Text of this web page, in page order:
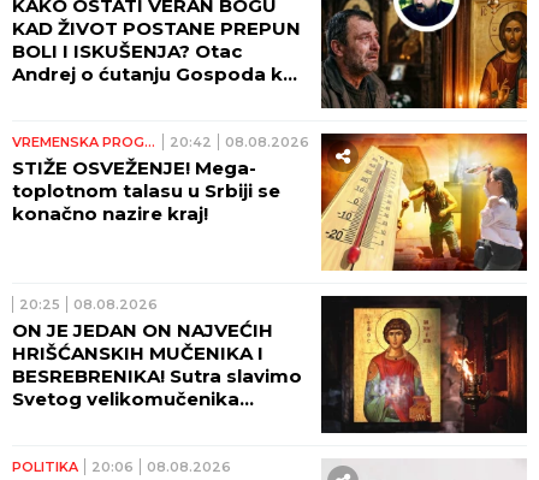
KAKO OSTATI VERAN BOGU
KAD ŽIVOT POSTANE PREPUN
BOLI I ISKUŠENJA? Otac
Andrej o ćutanju Gospoda kad
VREMENSKA PROGNOZA 20:42 08.08.2026
STIŽE OSVEŽENJE! Mega-
toplotnom talasu u Srbiji se
konačno nazire kraj!
20:25 08.08.2026
ON JE JEDAN ON NAJVEĆIH
HRIŠĆANSKIH MUČENIKA I
BESREBRENIKA! Sutra slavimo
Svetog velikomučenika
POLITIKA 20:06 08.08.2026